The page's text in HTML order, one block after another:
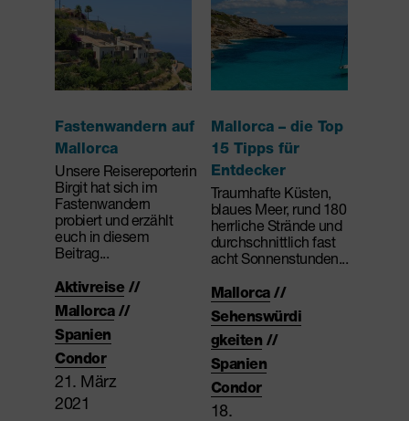
Fastenwandern auf
Mallorca
Unsere Reisereporterin
Birgit hat sich im
Fastenwandern
probiert und erzählt
euch in diesem
Beitrag...
Aktivreise //
Mallorca //
Spanien
Condor
21. März
2021
Mallorca – die Top
15 Tipps für
Entdecker
Traumhafte Küsten,
blaues Meer, rund 180
herrliche Strände und
durchschnittlich fast
acht Sonnenstunden...
Mallorca //
Sehenswürdi
gkeiten //
Spanien
Condor
18.